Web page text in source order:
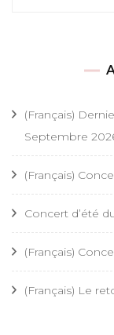
(Français)
Septembre
(Français)
Concert d’été
(Français)
(Français) Le